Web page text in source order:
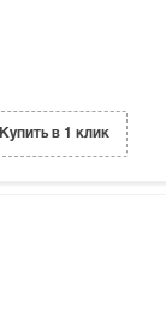
Купить в 1 клик